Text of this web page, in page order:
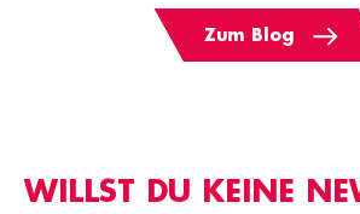
Zum Blog
WILLST DU KEINE